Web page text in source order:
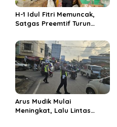
H-1 Idul Fitri Memuncak,
Satgas Preemtif Turun
Perbelanjaan Muara Enim
Arus Mudik Mulai
Meningkat, Lalu Lintas